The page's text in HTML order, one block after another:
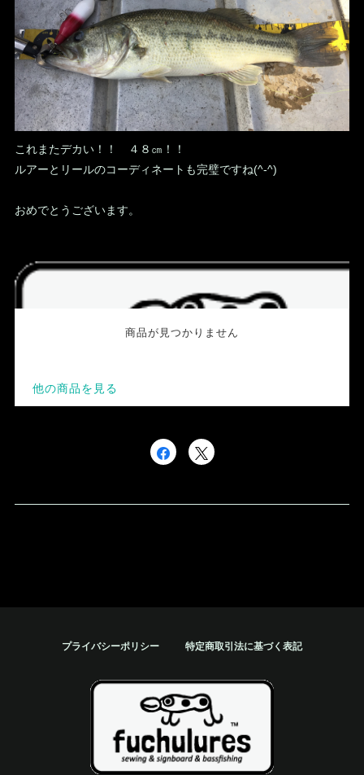
これまたデカい！！ ４８㎝！！
ルアーとリールのコーディネートも完璧ですね(^-^)
おめでとうございます。
プライバシーポリシー 特定商取引法に基づく表記